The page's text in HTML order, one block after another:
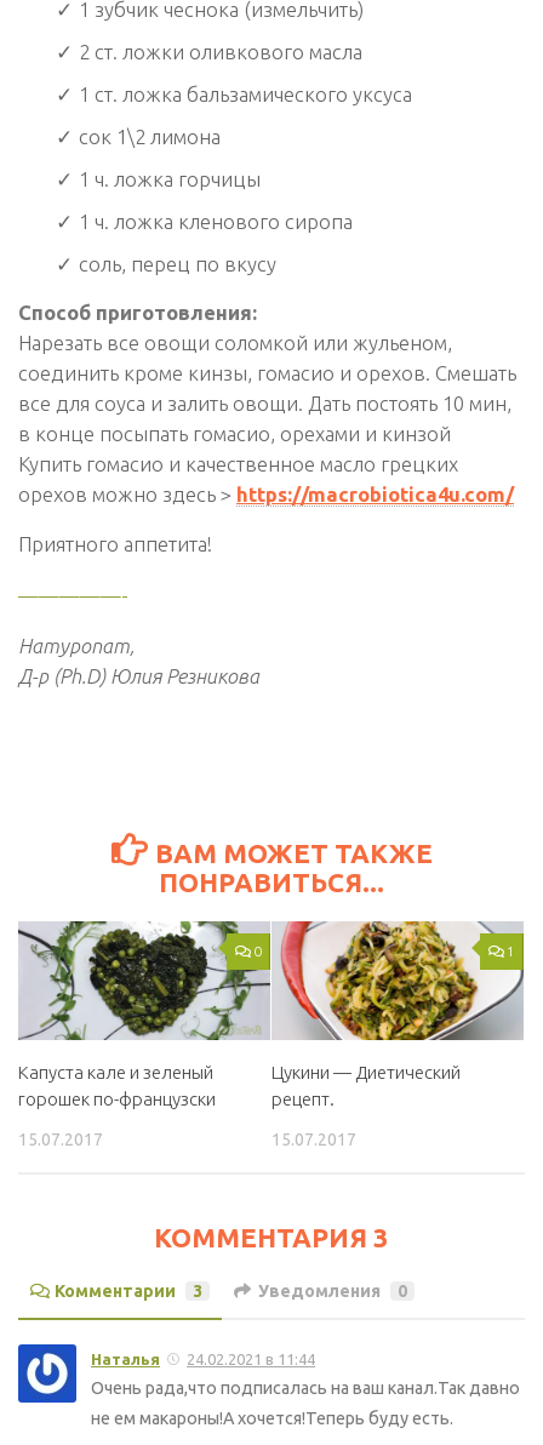
1 зубчик чеснока (измельчить)
2 ст. ложки оливкового масла
1 ст. ложка бальзамического уксуса
сок 1\2 лимона
1 ч. ложка горчицы
1 ч. ложка кленового сиропа
соль, перец по вкусу
Способ приготовления:
Нарезать все овощи соломкой или жульеном,
соединить кроме кинзы, гомасио и орехов. Смешать
все для соуса и залить овощи. Дать постоять 10 мин,
в конце посыпать гомасио, орехами и кинзой
Купить гомасио и качественное масло грецких
орехов можно здесь > https://macrobiotica4u.com/
Приятного аппетита!
—————-
Натуропат,
Д-р (Ph.D) Юлия Резникова
ВАМ МОЖЕТ ТАКЖЕ
ПОНРАВИТЬСЯ...
0
Капуста кале и зеленый
горошек по-французски
15.07.2017
1
Цукини — Диетический
рецепт.
15.07.2017
КОММЕНТАРИЯ 3
Комментарии 3 Уведомления 0
Наталья 24.02.2021 в 11:44
Очень рада,что подписалась на ваш канал.Так давно
не ем макароны!А хочется!Теперь буду есть.